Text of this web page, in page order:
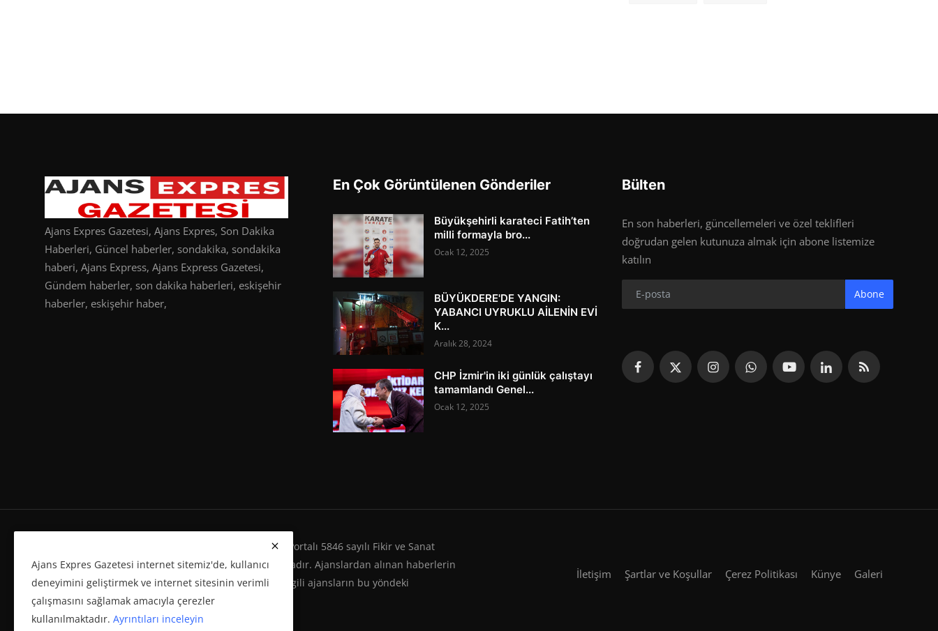
Ajans Expres Gazetesi, Ajans Expres, Son Dakika
Haberleri, Güncel haberler, sondakika, sondakika
haberi, Ajans Express, Ajans Express Gazetesi,
Gündem haberler, son dakika haberleri, eskişehir
haberler, eskişehir haber,
En Çok Görüntülenen Gönderiler
Büyükşehirli karateci Fatih’ten
milli formayla bro...
Ocak 12, 2025
BÜYÜKDERE'DE YANGIN:
YABANCI UYRUKLU AİLENİN EVİ
K...
Aralık 28, 2024
CHP İzmir'in iki günlük çalıştayı
tamamlandı Genel...
Ocak 12, 2025
Bülten
En son haberleri, güncellemeleri ve özel teklifleri
doğrudan gelen kutunuza almak için abone listemize
katılın
Abone
Ajans Expres Gazetesi Copyright © Her Hakkı Haber Portalı 5846 sayılı Fikir ve Sanat
Eserleri Kanunu'na %100 uygun olarak yayınlanmaktadır. Ajanslardan alınan haberlerin
yeniden yayımı ve herhangi bir ortamda basılması, ilgili ajansların bu yöndeki
politikasına bağlı olarak önceden yazılı izin gerektirir.
İletişim Şartlar ve Koşullar Çerez Politikası Künye Galeri
Ajans Expres Gazetesi internet sitemiz'de, kullanıcı
deneyimini geliştirmek ve internet sitesinin verimli
çalışmasını sağlamak amacıyla çerezler
kullanılmaktadır. Ayrıntıları inceleyin